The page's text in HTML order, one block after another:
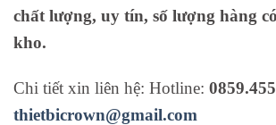
chất lượng, uy tín, số lượng hàng
kho.
Chi tiết xin liên hệ: Hotline:
thietbicrown@gmail.com